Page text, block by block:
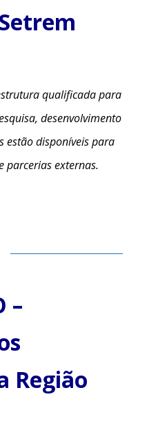
qualificada para
desenvolvimento
estão disponíveis para
parcerias externas.
–
Região